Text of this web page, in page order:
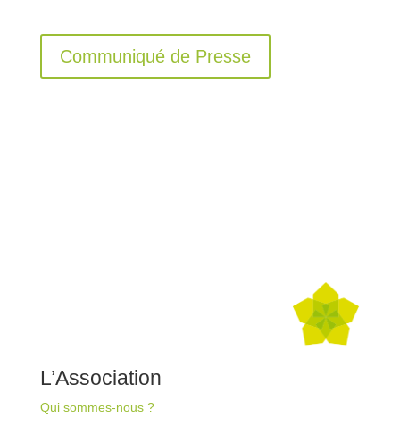
Communiqué de Presse
L’Association
Qui sommes-nous ?